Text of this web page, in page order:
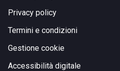
Privacy policy
Termini e condizioni
Gestione cookie
Accessibilità digitale